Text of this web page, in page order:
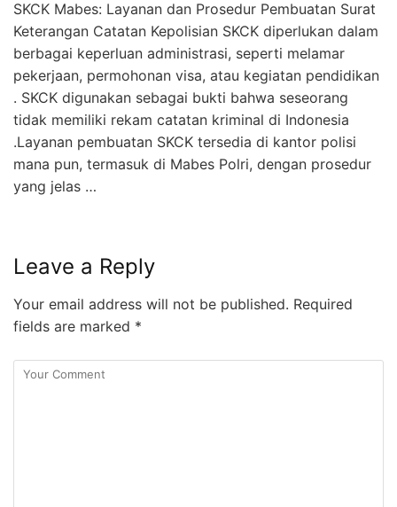
SKCK Mabes: Layanan dan Prosedur Pembuatan Surat
Keterangan Catatan Kepolisian SKCK diperlukan dalam
berbagai keperluan administrasi, seperti melamar
pekerjaan, permohonan visa, atau kegiatan pendidikan
. SKCK digunakan sebagai bukti bahwa seseorang
tidak memiliki rekam catatan kriminal di Indonesia
.Layanan pembuatan SKCK tersedia di kantor polisi
mana pun, termasuk di Mabes Polri, dengan prosedur
yang jelas …
Leave a Reply
Your email address will not be published. Required
fields are marked *